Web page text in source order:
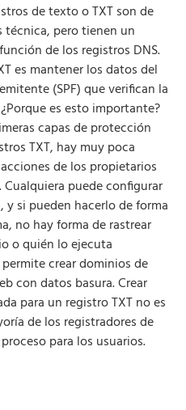
de texto o TXT son de
técnica, pero tienen un
de los registros DNS.
es mantener los datos del
(SPF) que verifican la
es esto importante?
capas de protección
TXT, hay muy poca
de los propietarios
puede configurar
si pueden hacerlo de forma
no hay forma de rastrear
o quién lo ejecuta
crear dominios de
con datos basura. Crear
para un registro TXT no es
de los registradores de
para los usuarios.